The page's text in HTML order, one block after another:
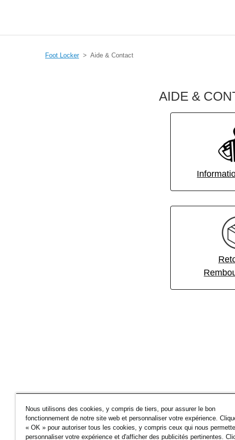
Foot Locker Aide & Contact
AIDE &
Nous utilisons des cookies, y compris de tiers, pour assurer le bon
fonctionnement de notre site web et personnaliser votre expérience.
« OK » pour autoriser tous les cookies, y compris ceux qui nous
personnaliser votre expérience et d'afficher des publicités pertinentes.